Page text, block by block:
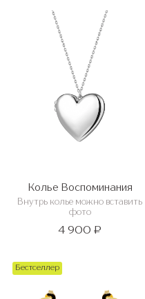
Колье Воспоминания
Внутрь колье можно вставить
фото
4 900 ₽
Бестселлер